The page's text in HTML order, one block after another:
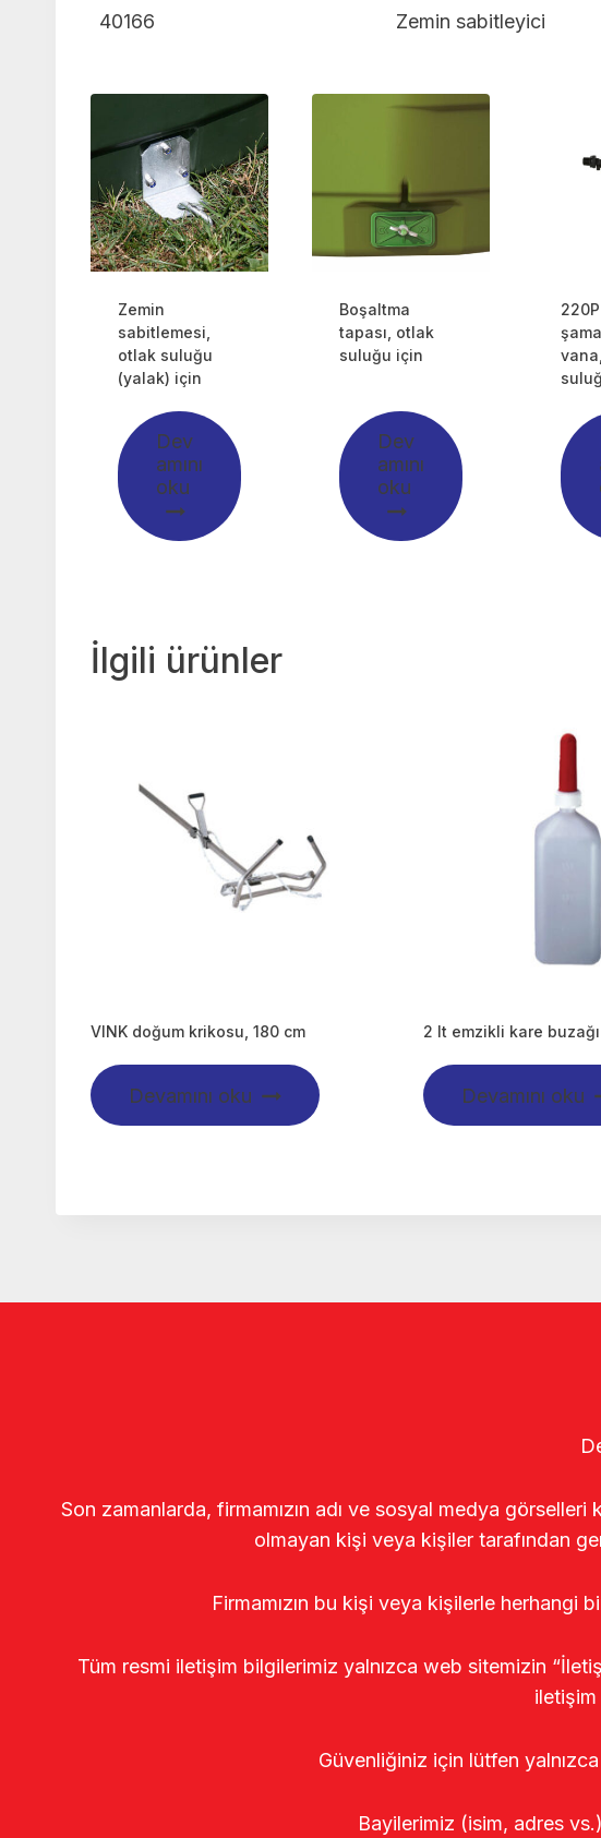
40166 Zemin sabitleyici
Zemin
sabitlemesi,
otlak suluğu
(yalak) için
Dev
amını
oku
Boşaltma
tapası, otlak
suluğu için
Dev
amını
oku
220P
İlgili ürünler
VINK doğum krikosu, 180 cm
Devamını oku
2 lt emzikli kare
Devamını oku
Son zamanlarda, firmamızın adı ve sosyal medya görselleri
olmayan kişi veya kişiler tarafından
Firmamızın bu kişi veya kişilerle herhangi
Tüm resmi iletişim bilgilerimiz yalnızca web sitemizin
iletişim
Güvenliğiniz için lütfen
Bayilerimiz (isim, adres